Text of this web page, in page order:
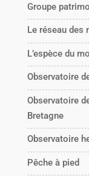
Groupe
Le réseau
L’espèce du
Observatoire
Observatoire
Bretagne
Observatoire
Pêche à pied